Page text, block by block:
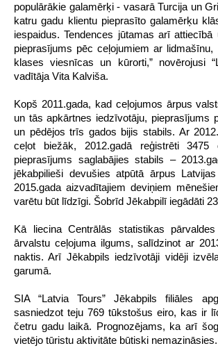
populārākie galamērķi - vasarā Turcija un
katru gadu klientu pieprasīto galamērķu
iespaidus. Tendences jūtamas arī
pieprasījums pēc ceļojumiem ar
klases viesnīcas un kūrorti,” novērojusi
vadītāja Vita Kalviša.
Kopš 2011.gada, kad ceļojumos ārpus
un tās apkārtnes iedzīvotāju, pieprasījums
un pēdējos trīs gados bijis stabils. Ar
ceļot biežāk, 2012.gadā reģistrēti 3475
pieprasījums saglabājies stabils –
jēkabpilieši devušies atpūtā ārpus
2015.gada aizvadītajiem deviņiem
varētu būt līdzīgi. Šobrīd Jēkabpilī iegādāti
Kā liecina Centrālās statistikas
ārvalstu ceļojuma ilgums, salīdzinot ar
naktis. Arī Jēkabpils iedzīvotāji vidēji
garumā.
SIA “Latvia Tours” Jēkabpils filiāles
sasniedzot teju 769 tūkstošus eiro, kas ir
četru gadu laikā. Prognozējams, ka arī
vietējo tūristu aktivitāte būtiski nemazināsies.